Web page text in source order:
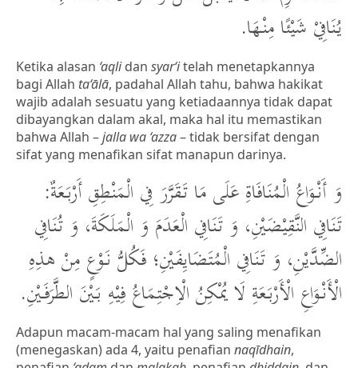
يُنَافِيْ شَيْئًا مِنْهَا.
Ketika alasan ‘aqlidan syar‘itelah menetapkannya
bagi Allah ta‘ālā, padahal Allah tahu, bahwa hakikat
wajib adalah sesuatu yang ketiadaannya tidak dapat
dibayangkan dalam akal, maka hal itu memastikan
bahwa Allah –jalla wa ‘azza– tidak bersifat dengan
sifat yang menafikan sifat manapun darinya.
وَ أَنْوَاعُ الْمُنَافَاةِ عَلَى مَا تَقَرَّرَ فِي الْمَنْطِقِ أَرْبَعَةٌ:
تَنَافِي النَّقِيْضَيْنِ، وَ تَنَافِي الْعَدَمَ وَ الْمَلَكَةَ، وَ تُنَافِي
الضِّدَّيْنِ، وَ تَنَافِي الْمُتَضَايِفَيْنِ؛ فَكُلُّ نَوْعٍ مِنْ هذِهِ
الْأَنْوَاعِ الْأَرْبَعَةِ لَا يُمْكِنُ الْاِجْتِمَاعُ فِيْهِ بَيْنَ الطَّرَفَيْنِ.
Adapun macam-macam hal yang saling menafikan
(menegaskan) ada 4, yaitu penafian naqīdhain,